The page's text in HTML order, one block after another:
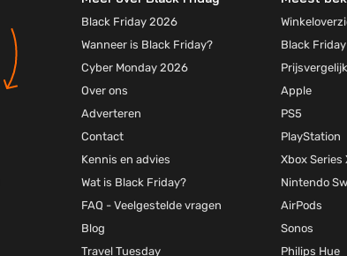
Black Friday 2026
Wanneer is Black Friday?
Cyber Monday 2026
Over ons
Adverteren
Contact
Kennis en advies
Wat is Black Friday?
FAQ - Veelgestelde vragen
Blog
Travel Tuesday
Black
Apple
PS5
PlayStation
Xbox Series
Nintendo
AirPods
Sonos
Philips Hue